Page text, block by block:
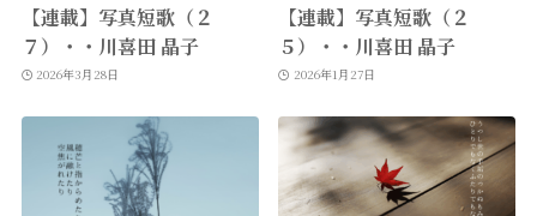
【連載】写真短歌（２
７）・・川喜田 晶子
2026年3月28日
【連載】写真短歌（２
５）・・川喜田 晶子
2026年1月27日